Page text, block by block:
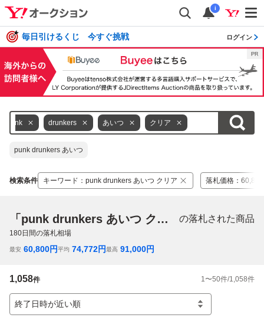
i
毎日引けるくじ 今すぐ挑戦 ログイン
punk drunkers あいつ クリア
punk drunkers あいつ
検索条件 キーワード ： punk drunkers あいつ クリア 落札価格 ：
「punk drunkers あいつ クリア」 の落札された商品
180日間の落札相場
最安 60,800円平均 74,772円最高 91,000円
1,058件 1 〜50件/1,058件
終了日時が近い順